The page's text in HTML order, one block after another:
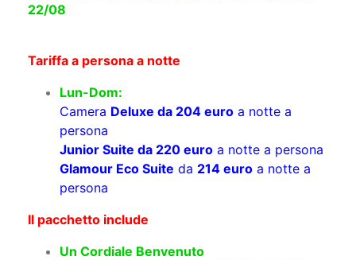
22/08
Tariffa a persona a notte
Lun-Dom:
Camera Deluxe da 204 euro a notte a
persona
Junior Suite da 220 euro a notte a persona
Glamour Eco Suite da 214 euro a notte a
persona
Il pacchetto include
Un Cordiale Benvenuto